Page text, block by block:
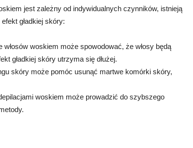
jest zależny od indywidualnych czynników, istnieją
gładkiej skóry:
włosów woskiem może spowodować, że włosy będą
gładkiej skóry utrzyma się dłużej.
skóry może pomóc usunąć martwe komórki skóry,
woskiem może prowadzić do szybszego